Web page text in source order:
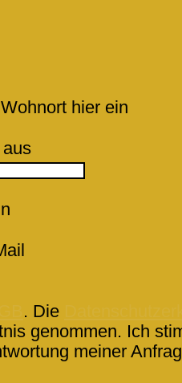
hier ein
. Die
genommen. Ich
meiner